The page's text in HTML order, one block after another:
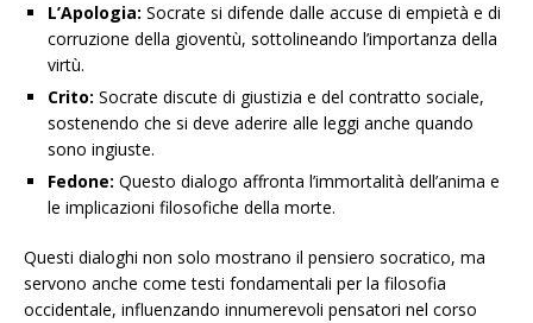
L’Apologia: Socrate si difende dalle accuse di empietà e di
corruzione della gioventù, sottolineando l’importanza della
virtù.
Crito: Socrate discute di giustizia e del contratto sociale,
sostenendo che si deve aderire alle leggi anche quando
sono ingiuste.
Fedone: Questo dialogo affronta l’immortalità dell’anima e
le implicazioni filosofiche della morte.
Questi dialoghi non solo mostrano il pensiero socratico, ma
servono anche come testi fondamentali per la filosofia
occidentale, influenzando innumerevoli pensatori nel corso